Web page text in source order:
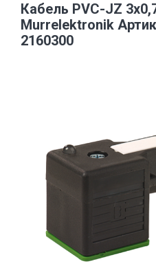
Кабель PVC-JZ
Murrelektronik
2160300